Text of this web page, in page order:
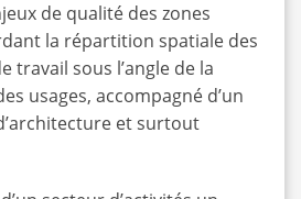
de qualité des zones
la répartition spatiale des
travail sous l’angle de la
usages, accompagné d’un
et surtout